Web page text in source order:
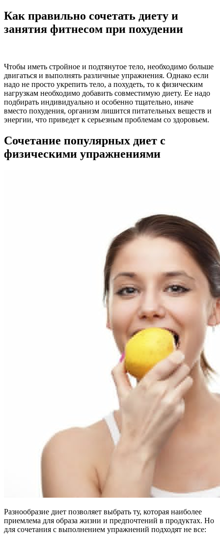
Как правильно сочетать диету и
занятия фитнесом при похудении
Чтобы иметь стройное и подтянутое тело, необходимо больше
двигаться и выполнять различные упражнения. Однако если
надо не просто укрепить тело, а похудеть, то к физическим
нагрузкам необходимо добавить совместимую диету. Ее надо
подбирать индивидуально и особенно тщательно, иначе
вместо похудения, организм лишится питательных веществ и
энергии, что приведет к серьезным проблемам со здоровьем.
Сочетание популярных диет с
физическими упражнениями
Разнообразие диет позволяет выбрать ту, которая наиболее
приемлема для образа жизни и предпочтений в продуктах. Но
для сочетания с выполнением упражнений подходят не все: